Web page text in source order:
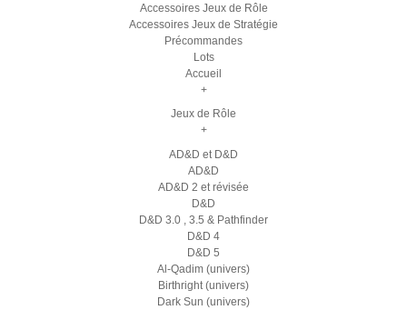
Accessoires Jeux de Rôle
Accessoires Jeux de Stratégie
Précommandes
Lots
Accueil
+
Jeux de Rôle
+
AD&D et D&D
AD&D
AD&D 2 et révisée
D&D
D&D 3.0 , 3.5 & Pathfinder
D&D 4
D&D 5
Al-Qadim (univers)
Birthright (univers)
Dark Sun (univers)